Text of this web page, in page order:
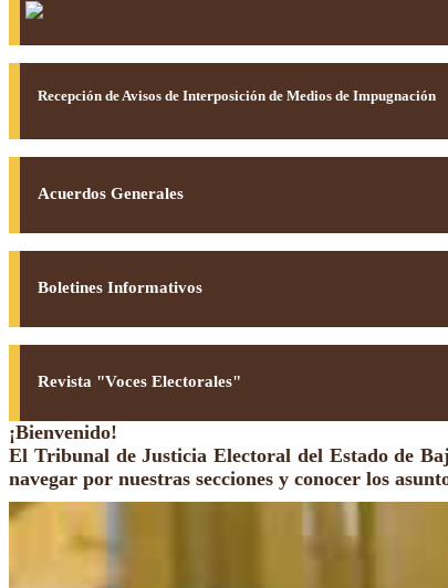
Recepción de Avisos de Interposición de Medios de Impugnación
Acuerdos Generales
Boletines Informativos
Revista "Voces Electorales"
¡Bienvenido!
El Tribunal de Justicia Electoral del Estado de
navegar por nuestras secciones y conocer los